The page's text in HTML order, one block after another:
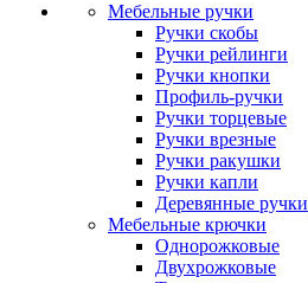
Мебельные ручки
Ручки скобы
Ручки рейлинги
Ручки кнопки
Профиль-ручки
Ручки торцевые
Ручки врезные
Ручки ракушки
Ручки капли
Деревянные ручки
Мебельные крючки
Однорожковые
Двухрожковые